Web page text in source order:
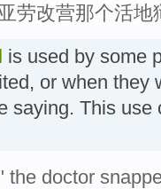
劳改营那个活地
is used by some
or when they
saying. This use
the doctor